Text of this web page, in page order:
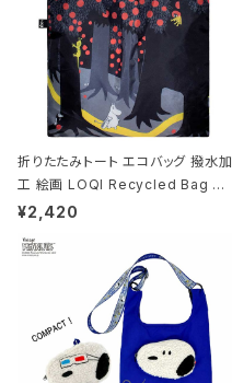
折りたたみトート エコバッグ 撥水加
工 絵画 LOQI Recycled Bag ロ
ーキー 大きめ トートバッグ MOOMI
¥2,420